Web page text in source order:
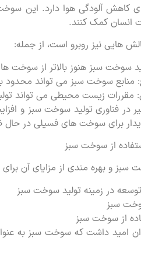
کاهش آلودگی هوا دارد. این
انسان کمک کنند.
هایی نیز روبرو است، از جمله:
سوخت سبز هنوز بالاتر از
منابع سوخت سبز می تواند محدود
زیست محیطی می تواند
در فناوری تولید سوخت سبز و
برای سوخت های فسیلی در
از سوخت سبز
سبز و بهره مندی از مزایای آن
در زمینه تولید سوخت سبز
سبز
از سوخت سبز
امید داشت که سوخت سبز به